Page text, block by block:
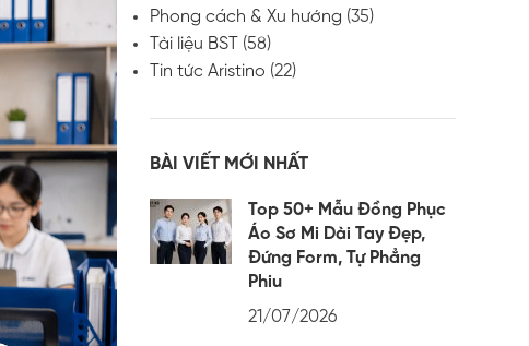
Phong cách & Xu hướng (35)
Tài liệu BST
(58)
Tin tức Aristino (22)
BÀI VIẾT MỚI NHẤT
Top 50+ Mẫu Đồng Phục
Áo Sơ Mi Dài Tay Đẹp,
Đứng Form, Tự Phẳng
Phiu
21/07/2026